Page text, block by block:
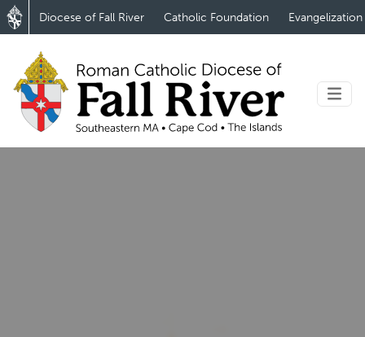
Diocese of Fall River Catholic Foundation Evangelization